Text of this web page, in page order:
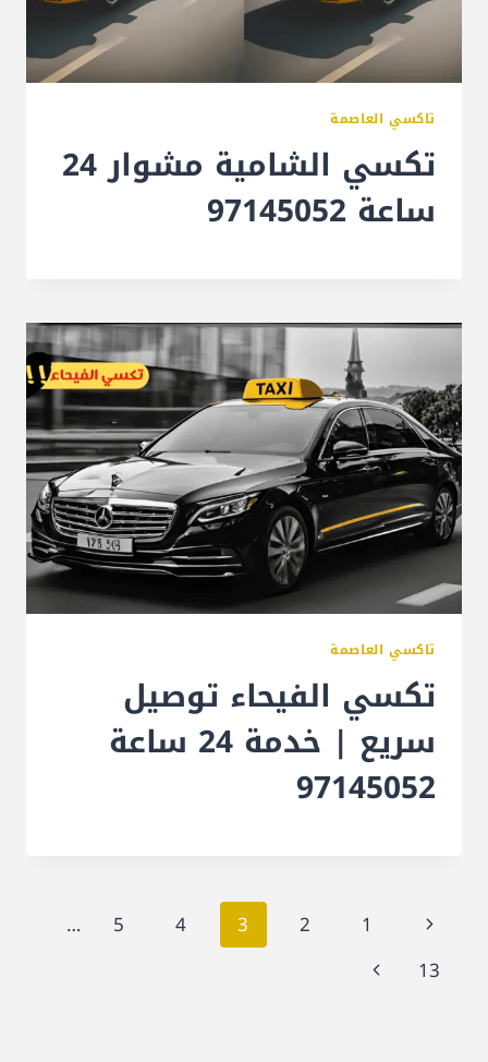
تاكسي العاصمة
تكسي الشامية مشوار 24
ساعة 97145052
تاكسي العاصمة
تكسي الفيحاء توصيل
سريع | خدمة 24 ساعة
97145052
تنقل
الصفحة
الصفحة
السابقة
1
2
3
4
5
…
13
الصفحة